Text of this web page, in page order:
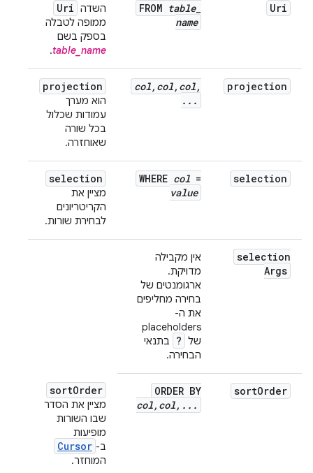
Uri
FROM table_
name
השדה Uri
ממופה לטבלה
בספק בשם
table_name
.
projection
col, col, col,
. . .
projection
הוא מערך
עמודות שכלול
בכל שורה
שאוחזרה.
selection
WHERE col =
value
selection
מציין את
הקריטריונים
לבחירת שורות.
selection
Args
אין מקבילה
מדויקת.
ארגומנטים של
בחירה מחליפים
את ה-
placeholders
של ?
בתנאי
הבחירה.
sortOrder
ORDER BY
col, col, . . .
sortOrder
מציין את הסדר
שבו השורות
מופיעות
ב- Cursor
המוחזר.